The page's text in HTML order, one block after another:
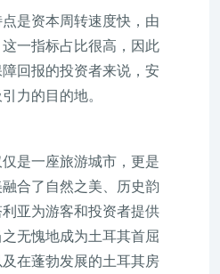
是资本周转速度快，由
一指标占比很高，因此
回报的投资者来说，安
力的目的地。
是一座旅游城市，更是
合了自然之美、历史韵
亚为游客和投资者提供
无愧地成为土耳其首屈
在蓬勃发展的土耳其房